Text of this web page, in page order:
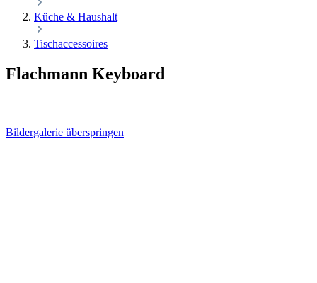
Küche & Haushalt
Tischaccessoires
Flachmann Keyboard
Bildergalerie überspringen